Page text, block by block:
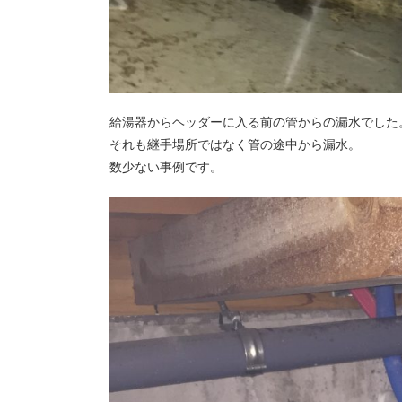
給湯器からヘッダーに入る前の管からの漏水でした
それも継手場所ではなく管の途中から漏水。
数少ない事例です。